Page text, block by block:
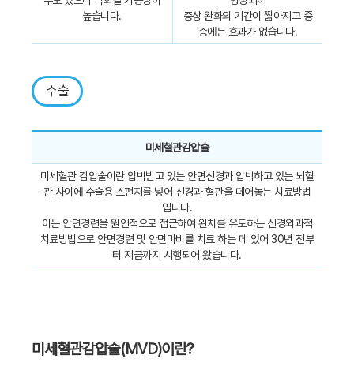
높습니다.
증상 완화의 기간이 짧아지고 중
증에는 효과가 없습니다.
수술
미세혈관감압술
미세혈관 감압술이란 압박받고 있는 안면신경과 압박하고 있는 뇌혈
관 사이에 수술용 스펀지를 넣어 신경과 혈관을 떼어놓는 치료방법
입니다.
이는 안면경련을 원인적으로 접근하여 완치를 유도하는 신경외과적
치료방법으로 안면경련 및 안면마비를 치료 하는 데 있어 30년 전부
터 지금까지 시행되어 왔습니다.
미세혈관감압술(MVD)이란?